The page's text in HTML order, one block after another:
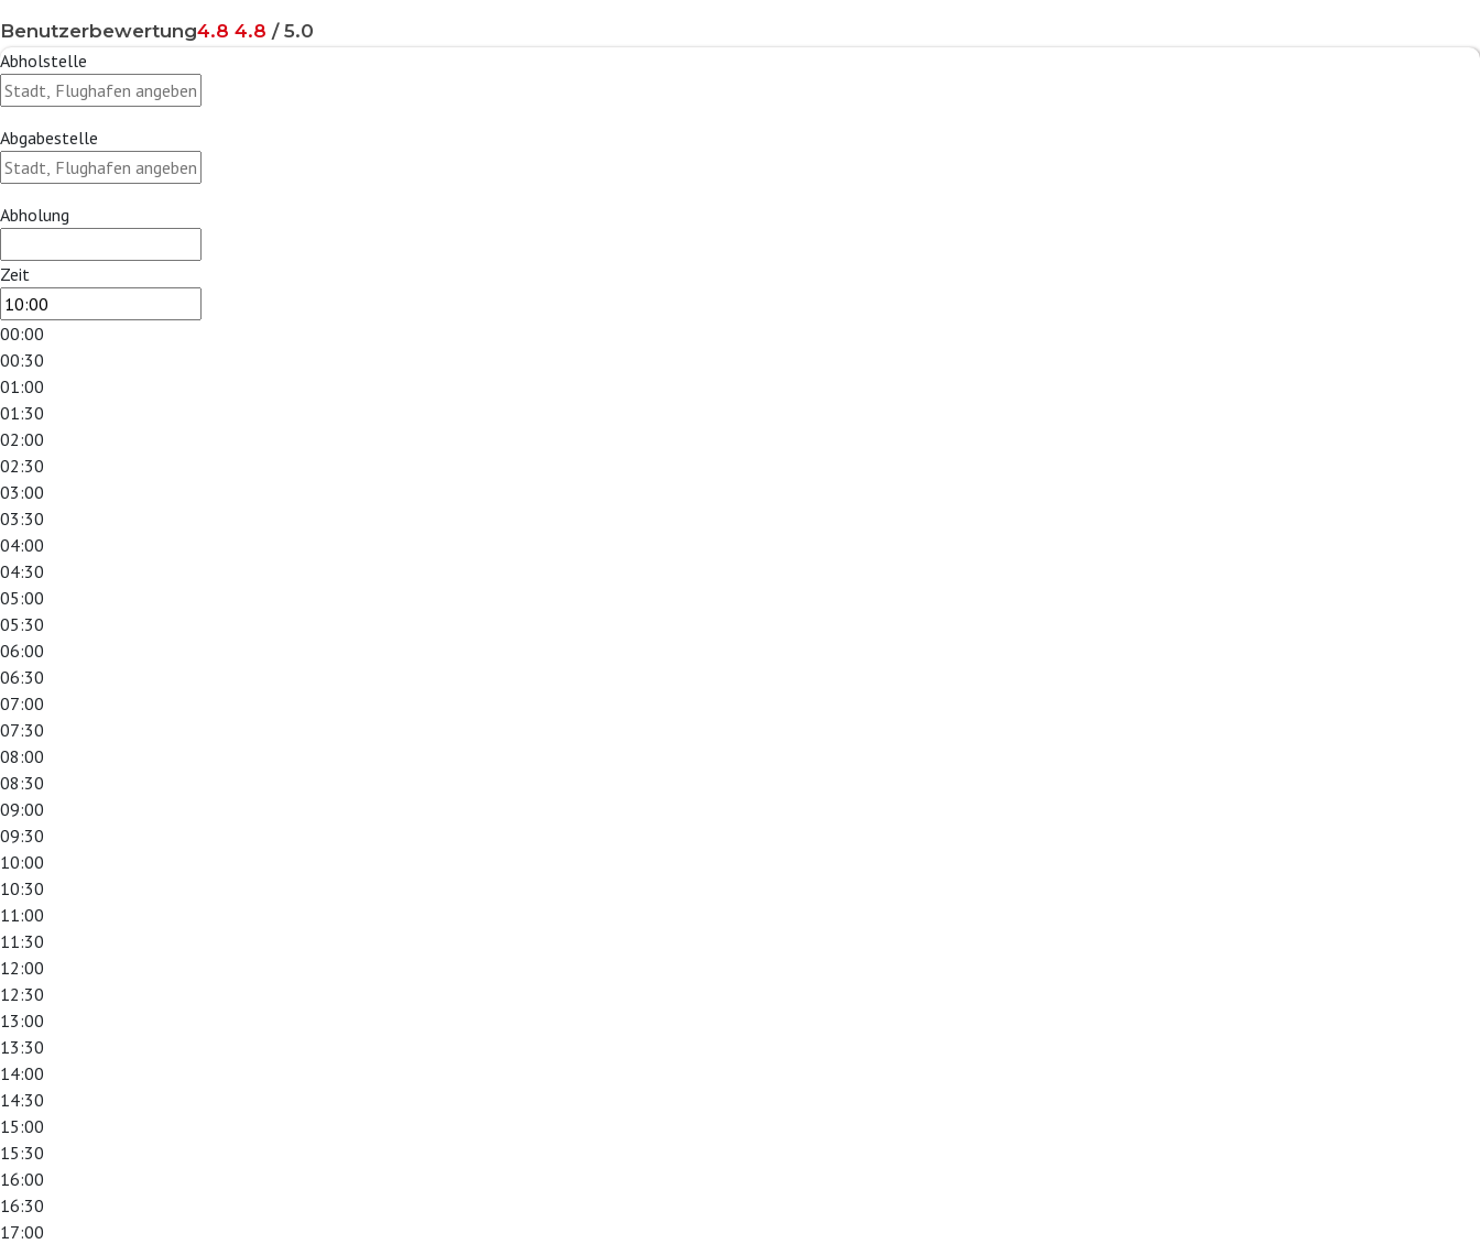
Benutzerbewertung4.8 4.8 / 5.0
Abholstelle
Abgabestelle
Abholung
Zeit
00:00
00:30
01:00
01:30
02:00
02:30
03:00
03:30
04:00
04:30
05:00
05:30
06:00
06:30
07:00
07:30
08:00
08:30
09:00
09:30
10:00
10:30
11:00
11:30
12:00
12:30
13:00
13:30
14:00
14:30
15:00
15:30
16:00
16:30
17:00